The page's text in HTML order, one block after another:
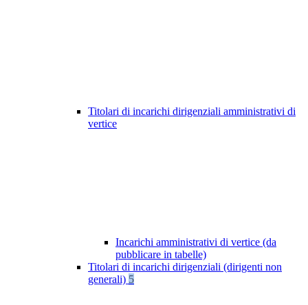
Titolari di incarichi dirigenziali amministrativi di
vertice
Incarichi amministrativi di vertice (da
pubblicare in tabelle)
Titolari di incarichi dirigenziali (dirigenti non
generali) 5